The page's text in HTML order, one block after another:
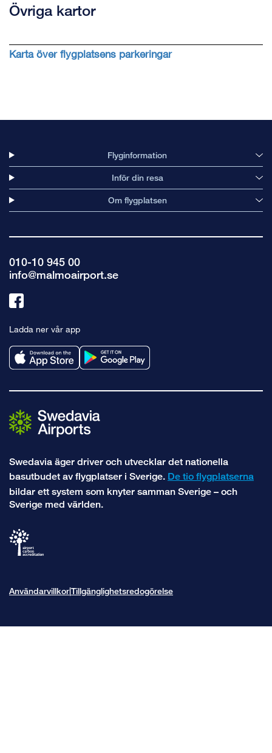
Övriga kartor
Karta över flygplatsens parkeringar
Flyginformation
Inför din resa
Om flygplatsen
010-10 945 00
info@malmoairport.se
facebook
Ladda ner vår app
Swedavia äger driver och utvecklar det nationella
basutbudet av flygplatser i Sverige. De tio flygplatserna
bildar ett system som knyter samman Sverige – och
Sverige med världen.
Användarvillkor|Tillgänglighetsredogörelse